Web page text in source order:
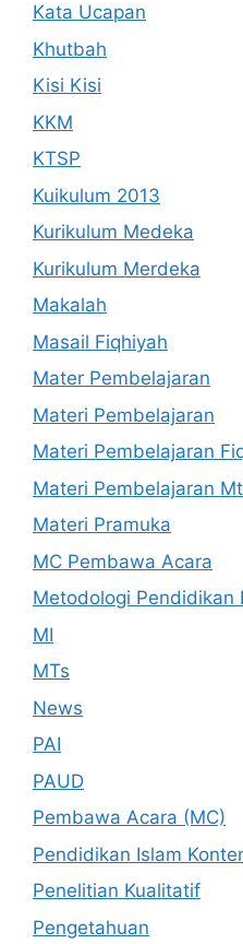
Kata Ucapan
Khutbah
Kisi Kisi
KKM
KTSP
Kuikulum 2013
Kurikulum Medeka
Kurikulum Merdeka
Makalah
Masail Fiqhiyah
Mater Pembelajaran
Materi Pembelajaran
Materi Pembelajaran
Materi Pembelajaran
Materi Pramuka
MC Pembawa Acara
Metodologi Pendidikan
MI
MTs
News
PAI
PAUD
Pembawa Acara (MC)
Pendidikan Islam
Penelitian Kualitatif
Pengetahuan